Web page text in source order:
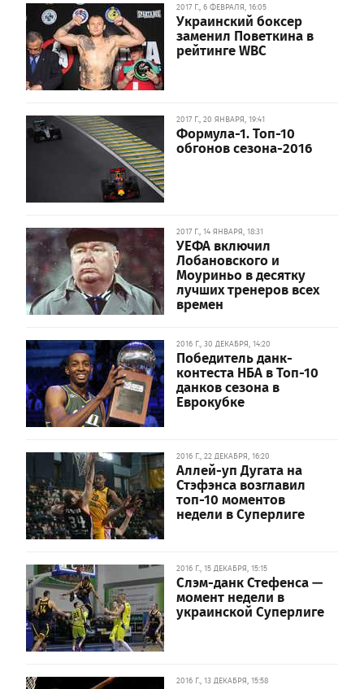
2017 Г., 6 ФЕВРАЛЯ, 16:05
Украинский боксер
заменил Поветкина в
рейтинге WBC
2017 Г., 20 ЯНВАРЯ, 19:41
Формула-1. Топ-10
обгонов сезона-2016
2017 Г., 14 ЯНВАРЯ, 18:31
УЕФА включил
Лобановского и
Моуриньо в десятку
лучших тренеров всех
времен
2016 Г., 30 ДЕКАБРЯ, 14:20
Победитель данк-
контеста НБА в Топ-10
данков сезона в
Еврокубке
2016 Г., 22 ДЕКАБРЯ, 16:20
Аллей-уп Дугата на
Стэфэнса возглавил
топ-10 моментов
недели в Суперлиге
2016 Г., 15 ДЕКАБРЯ, 15:15
Слэм-данк Стефенса —
момент недели в
украинской Суперлиге
2016 Г., 13 ДЕКАБРЯ, 15:58